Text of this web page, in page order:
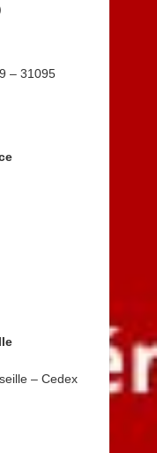
– 31095
– Cedex